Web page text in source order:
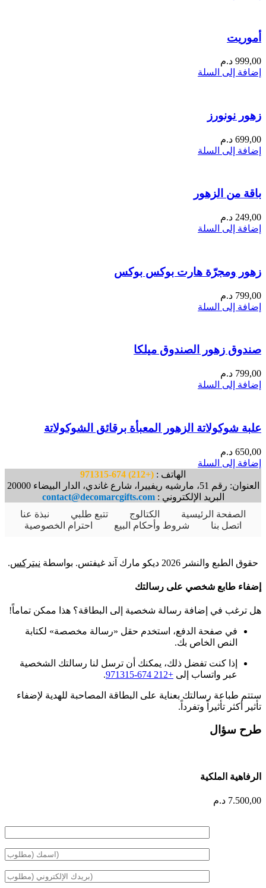
أموريت
999,00 د.م
إضافة إلى السلة
زهور نونورز
699,00 د.م
إضافة إلى السلة
باقة من الزهور
249,00 د.م
إضافة إلى السلة
زهور ومجرّة هارت بوكس بوكس
799,00 د.م
إضافة إلى السلة
صندوق زهور الصندوق ميلكا
799,00 د.م
إضافة إلى السلة
علبة شوكولاتة الزهور المعبأة برقائق الشوكولاتة
650,00 د.م
إضافة إلى السلة
الهاتف : (+212) 674-971315
العنوان: رقم 51، مارشيه ريفييرا، شارع غاندي، الدار البيضاء 20000
البريد الإلكتروني :contact@decomarcgifts.com
الصفحة الرئيسية
الكتالوج تتبع طلبي
نبذة عنا
اتصل بنا
شروط وأحكام البيع احترام الخصوصية
حقوق الطبع والنشر 2026 ديكو مارك آند غيفتس. بواسطة نيتركس.
إضفاء طابع شخصي على رسالتك
هل ترغب في إضافة رسالة شخصية إلى البطاقة؟ هذا ممكن تماماً!
في صفحة الدفع، استخدم حقل «رسالة مخصصة» لكتابة
النص الخاص بك.
إذا كنت تفضل ذلك، يمكنك أن ترسل لنا رسالتك الشخصية
عبر واتساب إلى +212 674-971315
.
ستتم طباعة رسالتك بعناية على البطاقة المصاحبة للهدية لإضفاء
تأثير أكثر تأثيراً وتفرداً.
طرح سؤال
الرفاهية الملكية
7.500,00 د.م